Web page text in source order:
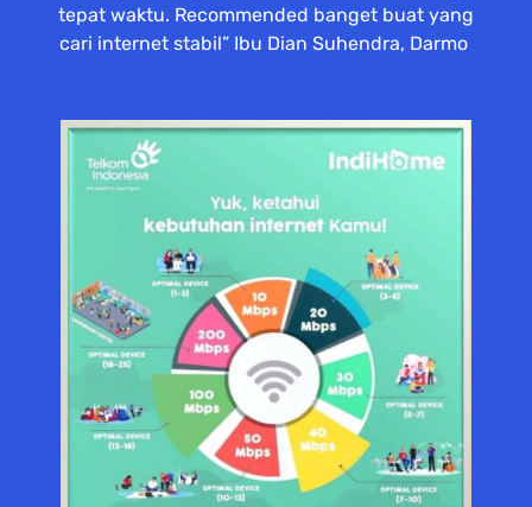
tepat waktu. Recommended banget buat yang
cari internet stabil” Ibu Dian Suhendra, Darmo